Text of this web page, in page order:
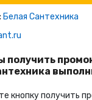
Белая Сантехника
получить
кнопку получить